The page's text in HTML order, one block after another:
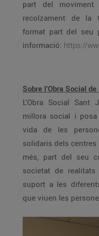
part del moviment B Corp i
recolzament de la
format part del seu programa Horizon 2020. Més
informació: https://
Sobre l’Obra Social
L'Obra Social Sant
millora social i posa la solidaritat al centre de la
vida de les persones
solidaris dels centres
més, part del seu compromís és sensibilitzar la
societat de realitats sovint poc visibles i donar
suport a les diferents
que viuen les